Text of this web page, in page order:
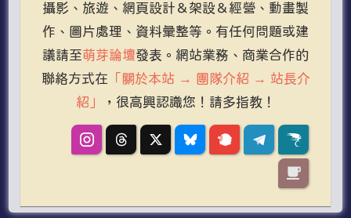
攝影、旅遊、網頁設計＆架設＆經營、動畫製
作、圖片處理、資料彙整等。有任何問題或建
議請至萌芽論壇發表。網站業務、商業合作的
聯絡方式在 「關於本站 → 團隊介紹 → 站長介
紹」
，很高興認識您！請多指教！